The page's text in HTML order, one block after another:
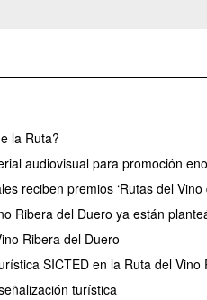
la Ruta?
audiovisual para promoción
reciben premios ‘Rutas del Vino
Ribera del Duero ya están
Ribera del Duero
SICTED en la Ruta del Vino
turística